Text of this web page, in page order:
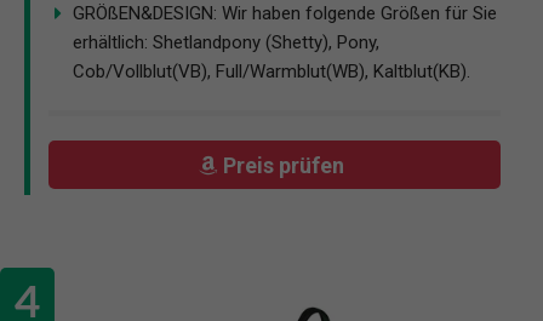
GRÖßEN&DESIGN: Wir haben folgende Größen für Sie
erhältlich: Shetlandpony (Shetty), Pony,
Cob/Vollblut(VB), Full/Warmblut(WB), Kaltblut(KB).
Preis prüfen